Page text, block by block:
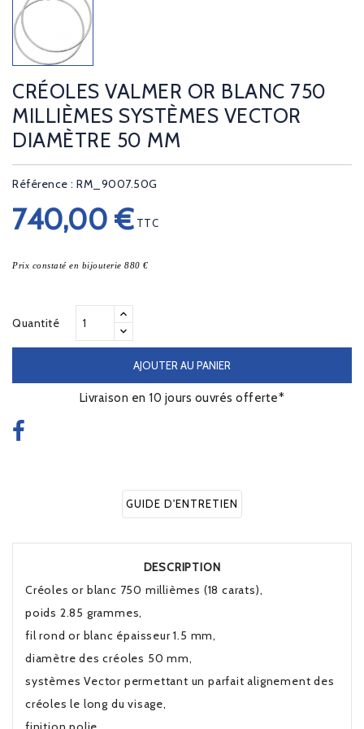
CRÉOLES VALMER OR BLANC 750
MILLIÈMES SYSTÈMES VECTOR
DIAMÈTRE 50 MM
Référence : RM_9007.50G
740,00 € TTC
Prix constaté en bijouterie 880 €
Quantité
AJOUTER AU PANIER
Livraison en 10 jours ouvrés offerte*
GUIDE D'ENTRETIEN
DESCRIPTION
Créoles or blanc 750 millièmes (18 carats),
poids 2.85 grammes,
fil rond or blanc épaisseur 1.5 mm,
diamètre des créoles 50 mm,
systèmes Vector permettant un parfait alignement des
créoles le long du visage,